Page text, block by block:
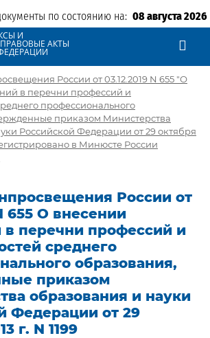
по состоянию на: 08 августа 2026
И
АКТЫ
России от 03.12.2019 N 655 "О
в перечни профессий и
профессионального
приказом Министерства
Российской Федерации от 29 октября
в Минюсте России
России от
655 О внесении
в перечни профессий и
среднего
образования,
приказом
образования и науки
Федерации от 29
г. N 1199